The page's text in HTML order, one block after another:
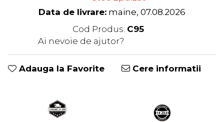
Data de livrare: maine, 07.08.2026
Cod Produs: C95
Ai nevoie de ajutor?
Adauga la Favorite Cere informatii